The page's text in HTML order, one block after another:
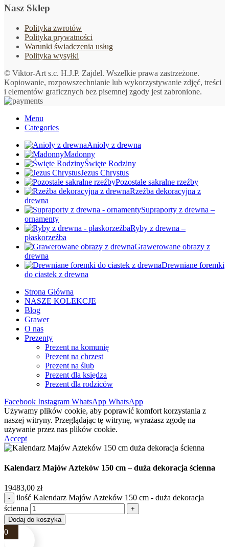
Nasz Sklep
Polityka zwrotów
Polityka prywatności
Warunki świadczenia usług
Polityka wysyłki
© Viktor-Art s.c. H.J.P. Zajdel. Wszelkie prawa zastrzeżone.
Kopiowanie, rozpowszechnianie lub wykorzystywanie zdjęć, treści
i elementów graficznych bez pisemnej zgody jest zabronione.
Menu
Categories
Anioły z drewna
Madonny
Święte Rodziny
Jezus Chrystus
Pozostałe sakralne rzeźby
Rzeźba dekoracyjna z
drewna
Supraporty z drewna –
ornamenty
Ryby z drewna –
płaskorzeźba
Grawerowane obrazy z
drewna
Drewniane foremki
do ciastek z drewna
Strona Główna
NASZE KOLEKCJE
Blog
Grawer
O nas
Prezenty
Prezent na komunię
Prezent na chrzest
Prezent na ślub
Prezent dla księdza
Prezent dla rodziców
Facebook Instagram WhatsApp WhatsApp
Używamy plików cookie, aby poprawić komfort korzystania z
naszej witryny. Przeglądając tę witrynę, wyrażasz zgodę na
używanie przez nas plików cookie.
Accept
Kalendarz Majów Azteków 150 cm – duża dekoracja ścienna
19483,00 zł
ilość Kalendarz Majów Azteków 150 cm - duża dekoracja
ścienna
Dodaj do koszyka
0